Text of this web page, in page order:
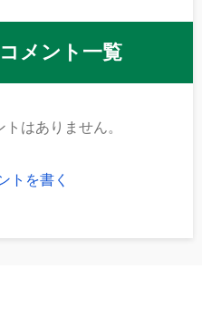
メント一覧
はありません。
トを書く